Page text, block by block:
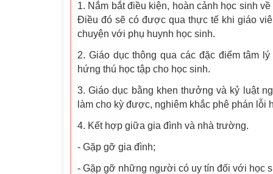
1. Nắm bắt điều kiện, hoàn cảnh học sinh
Điều đó sẽ có được qua thực tế khi giáo
chuyện với phụ huynh học sinh.
2. Giáo dục thông qua các đặc điểm tâm
hứng thú học tập cho học sinh.
3. Giáo dục bằng khen thưởng và kỷ luật
làm cho kỳ được, nghiêm khắc phê phán lỗi
4. Kết hợp giữa gia đình và nhà trường.
- Gặp gỡ gia đình;
- Gặp gỡ những người có uy tín đối với học